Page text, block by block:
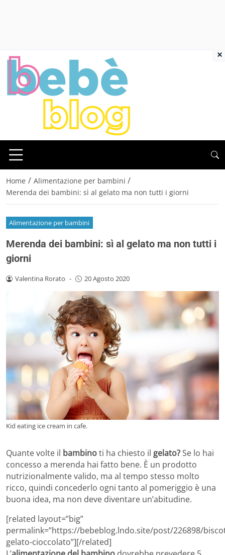
Home / Alimentazione per bambini /
Merenda dei bambini: sì al gelato ma non tutti i giorni
Alimentazione per bambini
Merenda dei bambini: sì al gelato ma non tutti i
giorni
Valentina Rorato - 20 Agosto 2020
Kid eating ice cream in cafe.
Quante volte il bambinoti ha chiesto il gelato?Se lo hai
concesso a merenda hai fatto bene. È un prodotto
nutrizionalmente valido, ma al tempo stesso molto
ricco, quindi concederlo ogni tanto al pomeriggio è una
buona idea, ma non deve diventare un’abitudine.
[related layout=”big”
permalink=”https://bebeblog.lndo.site/post/226898/
gelato-cioccolato”][/related]
×